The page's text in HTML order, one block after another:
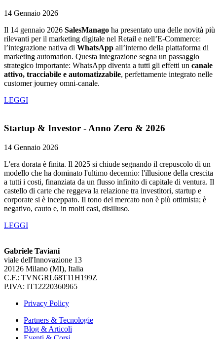
14 Gennaio 2026
Il 14 gennaio 2026 SalesManago ha presentato una delle novità più
rilevanti per il marketing digitale nel Retail e nell’E-Commerce:
l’integrazione nativa di WhatsApp all’interno della piattaforma di
marketing automation. Questa integrazione segna un passaggio
strategico importante: WhatsApp diventa a tutti gli effetti un canale
attivo, tracciabile e automatizzabile, perfettamente integrato nelle
customer journey omni-canale.
LEGGI
Startup & Investor - Anno Zero & 2026
14 Gennaio 2026
L'era dorata è finita. Il 2025 si chiude segnando il crepuscolo di un
modello che ha dominato l'ultimo decennio: l'illusione della crescita
a tutti i costi, finanziata da un flusso infinito di capitale di ventura. Il
castello di carte che reggeva la relazione tra investitori, startup e
corporate si è inceppato. Il tono del mercato non è più ottimista; è
negativo, cauto e, in molti casi, disilluso.
LEGGI
Gabriele Taviani
viale dell'Innovazione 13
20126 Milano (MI), Italia
C.F.: TVNGRL68T11H199Z
P.IVA: IT12220360965
Privacy Policy
Partners & Tecnologie
Blog & Articoli